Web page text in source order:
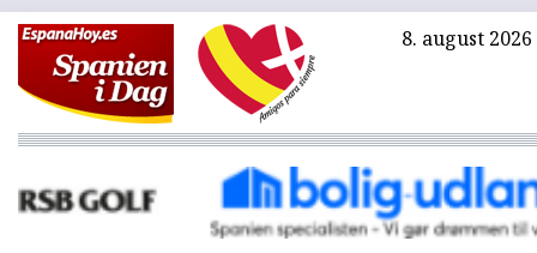
8. august 2026